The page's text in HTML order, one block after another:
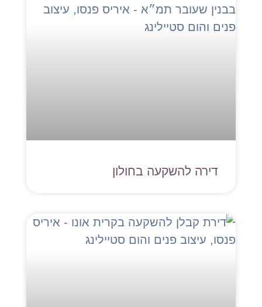
דירה להשקעה בחולון